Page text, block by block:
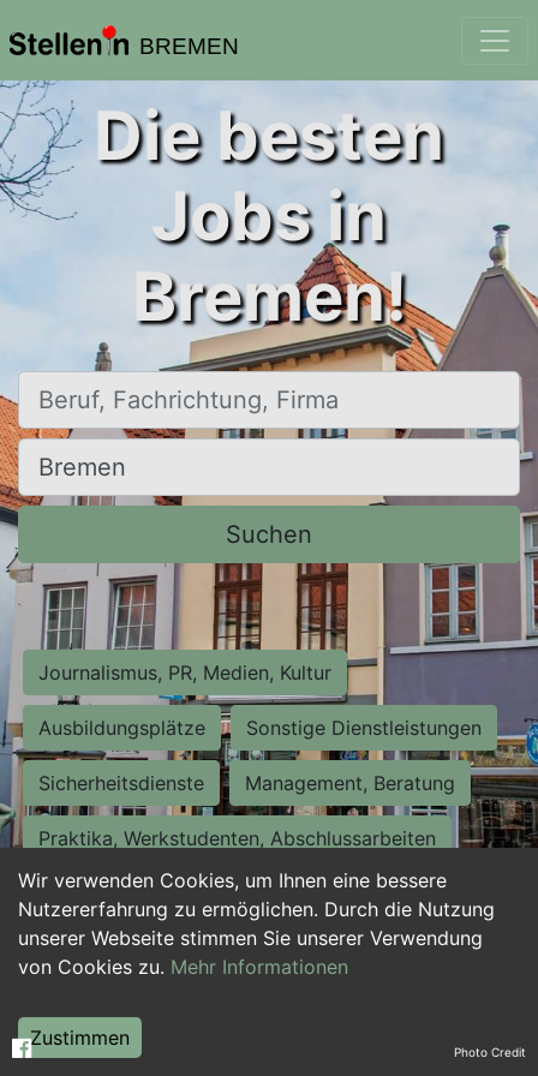
BREMEN
Wir verwenden Cookies, um Ihnen eine bessere
Nutzererfahrung zu ermöglichen. Durch die Nutzung
unserer Webseite stimmen Sie unserer Verwendung
von Cookies zu. Mehr Informationen
Zustimmen
Die besten
Jobs in
Bremen!
Beruf, Fachrichtung, Firma
Ort, Stadt
Suchen
Journalismus, PR, Medien, Kultur
Ausbildungsplätze Sonstige Dienstleistungen
Sicherheitsdienste Management, Beratung
Praktika, Werkstudenten, Abschlussarbeiten
Personalwesen Assistenz, Sekretariat
Hilfskräfte, Aushilfs- und Nebenjobs
Weiterbildung, Studium, duale Ausbildung Photo Credit